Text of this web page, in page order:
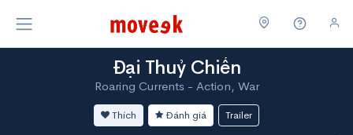
Đại Thuỷ Chiến
Roaring Currents - Action, War
Thích Đánh giá Trailer